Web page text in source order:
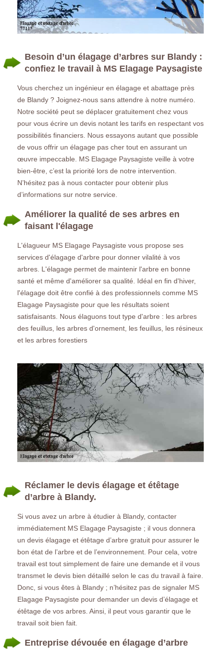
Besoin d’un élagage d’arbres sur Blandy :
confiez le travail à MS Elagage Paysagiste
Vous cherchez un ingénieur en élagage et abattage près
de Blandy ? Joignez-nous sans attendre à notre numéro.
Notre société peut se déplacer gratuitement chez vous
pour vous écrire un devis notant les tarifs en respectant vos
possibilités financiers. Nous essayons autant que possible
de vous offrir un élagage pas cher tout en assurant un
œuvre impeccable. MS Elagage Paysagiste veille à votre
bien-être, c’est la priorité lors de notre intervention.
N’hésitez pas à nous contacter pour obtenir plus
d’informations sur notre service.
Améliorer la qualité de ses arbres en
faisant l'élagage
L'élagueur MS Elagage Paysagiste vous propose ses
services d'élagage d'arbre pour donner vilalité à vos
arbres. L'élagage permet de maintenir l'arbre en bonne
santé et même d'améliorer sa qualité. Idéal en fin d'hiver,
l'élagage doit être confié à des professionnels comme MS
Elagage Paysagiste pour que les résultats soient
satisfaisants. Nous élaguons tout type d'arbre : les arbres
des feuillus, les arbres d'ornement, les feuillus, les résineux
et les arbres forestiers
Réclamer le devis élagage et étêtage
d’arbre à Blandy.
Si vous avez un arbre à étudier à Blandy, contacter
immédiatement MS Elagage Paysagiste ; il vous donnera
un devis élagage et étêtage d’arbre gratuit pour assurer le
bon état de l’arbre et de l’environnement. Pour cela, votre
travail est tout simplement de faire une demande et il vous
transmet le devis bien détaillé selon le cas du travail à faire.
Donc, si vous êtes à Blandy ; n’hésitez pas de signaler MS
Elagage Paysagiste pour demander un devis d’élagage et
étêtage de vos arbres. Ainsi, il peut vous garantir que le
travail soit bien fait.
Entreprise dévouée en élagage d’arbre